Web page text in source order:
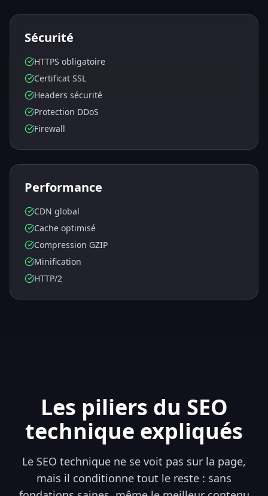
Sécurité
HTTPS obligatoire
Certificat SSL
Headers sécurité
Protection DDoS
Firewall
Performance
CDN global
Cache optimisé
Compression GZIP
Minification
HTTP/2
Les piliers du SEO
technique expliqués
Le SEO technique ne se voit pas sur la page,
mais il conditionne tout le reste : sans